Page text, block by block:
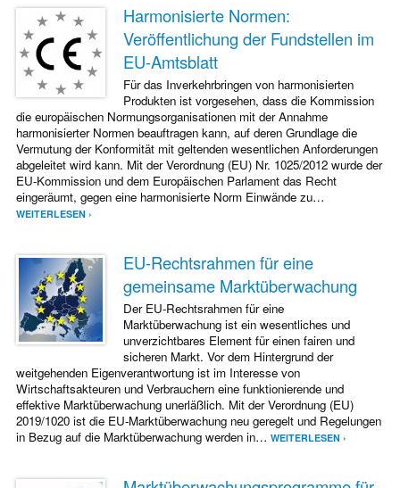
Harmonisierte Normen:
Veröffentlichung der Fundstellen im
EU-Amtsblatt
Für das Inverkehrbringen von harmonisierten
Produkten ist vorgesehen, dass die Kommission
die europäischen Normungsorganisationen mit der Annahme
harmonisierter Normen beauftragen kann, auf deren Grundlage die
Vermutung der Konformität mit geltenden wesentlichen Anforderungen
abgeleitet wird kann. Mit der Verordnung (EU) Nr. 1025/2012 wurde der
EU-Kommission und dem Europäischen Parlament das Recht
eingeräumt, gegen eine harmonisierte Norm Einwände zu…
WEITERLESEN ›
EU-Rechtsrahmen für eine
gemeinsame Marktüberwachung
Der EU-Rechtsrahmen für eine
Marktüberwachung ist ein wesentliches und
unverzichtbares Element für einen fairen und
sicheren Markt. Vor dem Hintergrund der
weitgehenden Eigenverantwortung ist im Interesse von
Wirtschaftsakteuren und Verbrauchern eine funktionierende und
effektive Marktüberwachung unerläßlich. Mit der Verordnung (EU)
2019/1020 ist die EU-Marktüberwachung neu geregelt und Regelungen
in Bezug auf die Marktüberwachung werden in… WEITERLESEN ›